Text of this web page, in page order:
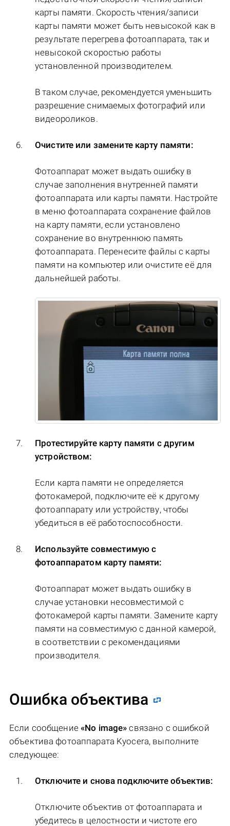
карты памяти. Скорость чтения/записи
карты памяти может быть невысокой как в
результате перегрева фотоаппарата, так и
невысокой скоростью работы
установленной производителем.
В таком случае, рекомендуется уменьшить
разрешение снимаемых фотографий или
видеороликов.
Очистите или замените карту памяти:
Фотоаппарат может выдать ошибку в
случае заполнения внутренней памяти
фотоаппарата или карты памяти. Настройте
в меню фотоаппарата сохранение файлов
на карту памяти, если установлено
сохранение во внутреннюю память
фотоаппарата. Перенесите файлы с карты
памяти на компьютер или очистите её для
дальнейшей работы.
Протестируйте карту памяти с другим
устройством:
Если карта памяти не определяется
фотокамерой, подключите её к другому
фотоаппарату или устройству, чтобы
убедиться в её работоспособности.
Используйте совместимую с
фотоаппаратом карту памяти:
Фотоаппарат может выдать ошибку в
случае установки несовместимой с
фотокамерой карты памяти. Замените карту
памяти на совместимую с данной камерой,
в соответствии с рекомендациями
производителя.
Ошибка объектива
Если сообщение «No image» связано с ошибкой
объектива фотоаппарата Kyocera, выполните
следующее:
Отключите и снова подключите объектив:
Отключите объектив от фотоаппарата и
убедитесь в целостности и чистоте его